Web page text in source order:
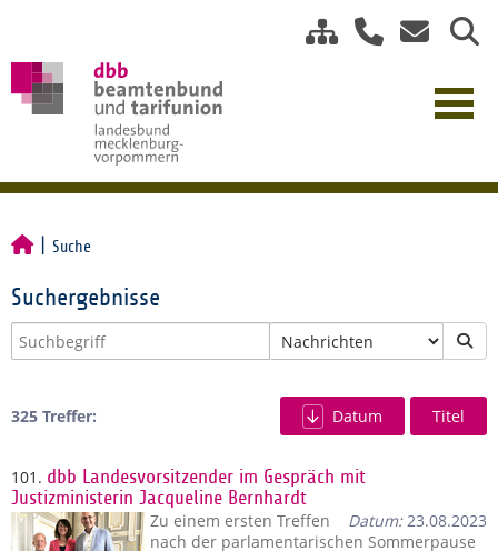
Suche
Suchergebnisse
325 Treffer: Datum Titel
101. dbb Landesvorsitzender im Gespräch mit
Justizministerin Jacqueline Bernhardt
Datum:23.08.2023
Zu einem ersten Treffen
nach der parlamentarischen Sommerpause